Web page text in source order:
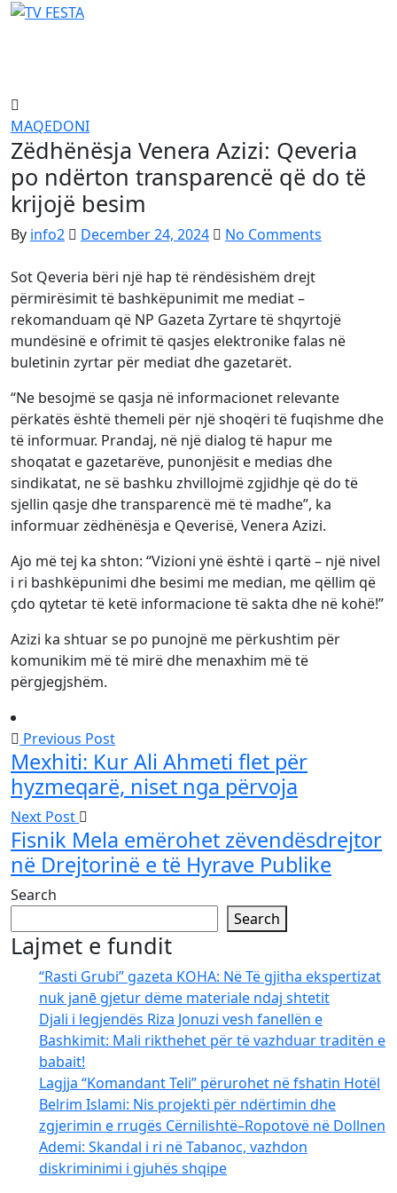
Skip
MAQEDONI
Zëdhënësja Venera Azizi: Qeveria
po ndërton transparencë që do të
krijojë besim
By info2 December 24, 2024 No Comments
Sot Qeveria bëri një hap të rëndësishëm drejt
përmirësimit të bashkëpunimit me mediat –
rekomanduam që NP Gazeta Zyrtare të shqyrtojë
mundësinë e ofrimit të qasjes elektronike falas në
buletinin zyrtar për mediat dhe gazetarët.
“Ne besojmë se qasja në informacionet relevante
përkatës është themeli për një shoqëri të fuqishme dhe
të informuar. Prandaj, në një dialog të hapur me
shoqatat e gazetarëve, punonjësit e medias dhe
sindikatat, ne së bashku zhvillojmë zgjidhje që do të
sjellin qasje dhe transparencë më të madhe”, ka
informuar zëdhënësja e Qeverisë, Venera Azizi.
Ajo më tej ka shton: “Vizioni ynë është i qartë – një nivel
i ri bashkëpunimi dhe besimi me median, me qëllim që
çdo qytetar të ketë informacione të sakta dhe në kohë!”
Azizi ka shtuar se po punojnë me përkushtim për
komunikim më të mirë dhe menaxhim më të
përgjegjshëm.
Previous Post
Mexhiti: Kur Ali Ahmeti flet për
hyzmeqarë, niset nga përvoja
Next Post
Fisnik Mela emërohet zëvendësdrejtor
në Drejtorinë e të Hyrave Publike
Search
Search
Lajmet e fundit
“Rasti Grubi” gazeta KOHA: Në Të gjitha ekspertizat
nuk janē gjetur dëme materiale ndaj shtetit
Djali i legjendës Riza Jonuzi vesh fanellën e
Bashkimit: Mali rikthehet për të vazhduar traditën e
babait!
Lagjja “Komandant Teli” përurohet në fshatin Hotël
Belrim Islami: Nis projekti për ndërtimin dhe
zgjerimin e rrugës Cërnilishtë–Ropotovë në Dollnen
Ademi: Skandal i ri në Tabanoc, vazhdon
diskriminimi i gjuhës shqipe